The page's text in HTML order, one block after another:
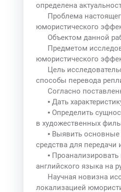
определена
Проблема
юмористического
Объектом данной
Предметом
юмористического
Цель
способы перевода
Согласно
• Дать
• Определить
в художественных
• Выявить
средства для передачи
•
английского языка на
Научная новизна
локализацией